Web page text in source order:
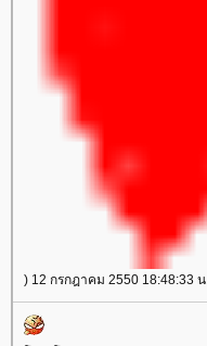
) 12 กรกฎาคม 2550 18:48:33 น.